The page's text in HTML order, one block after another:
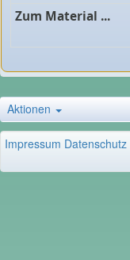
Zum Material ...
Aktionen
Impressum Datenschutz